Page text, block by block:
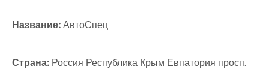
Название:АвтоСпец
Страна: Россия Республика Крым Евпатория просп.